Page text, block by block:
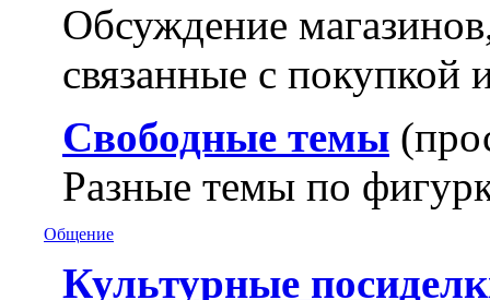
Обсуждение
связанные с покупкой
Свободные темы
Разные темы по
Общение
Культурные